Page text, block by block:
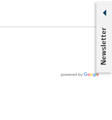
Newsletter